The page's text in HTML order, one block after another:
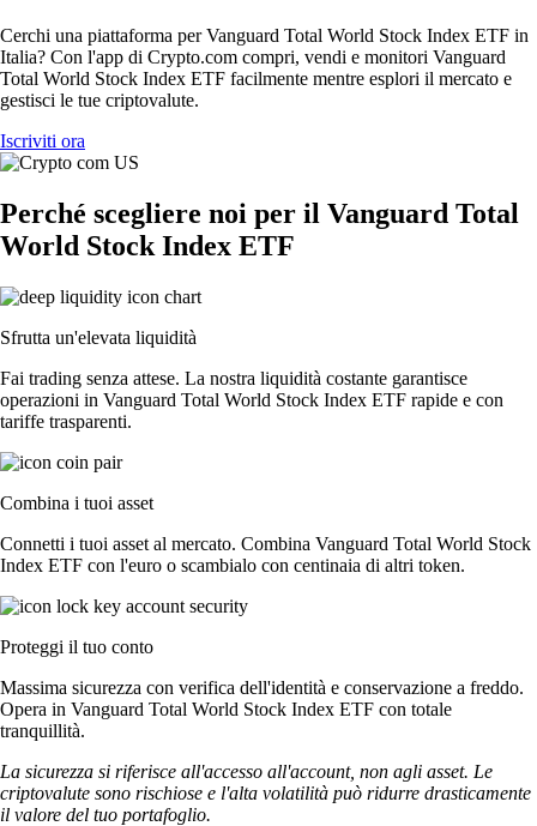
Cerchi una piattaforma per Vanguard Total World Stock Index ETF in
Italia? Con l'app di Crypto.com compri, vendi e monitori Vanguard
Total World Stock Index ETF facilmente mentre esplori il mercato e
gestisci le tue criptovalute.
Iscriviti ora
Perché scegliere noi per il Vanguard Total
World Stock Index ETF
Sfrutta un'elevata liquidità
Fai trading senza attese. La nostra liquidità costante garantisce
operazioni in Vanguard Total World Stock Index ETF rapide e con
tariffe trasparenti.
Combina i tuoi asset
Connetti i tuoi asset al mercato. Combina Vanguard Total World Stock
Index ETF con l'euro o scambialo con centinaia di altri token.
Proteggi il tuo conto
Massima sicurezza con verifica dell'identità e conservazione a freddo.
Opera in Vanguard Total World Stock Index ETF con totale
tranquillità.
La sicurezza si riferisce all'accesso all'account, non agli asset. Le
criptovalute sono rischiose e l'alta volatilità può ridurre drasticamente
il valore del tuo portafoglio.